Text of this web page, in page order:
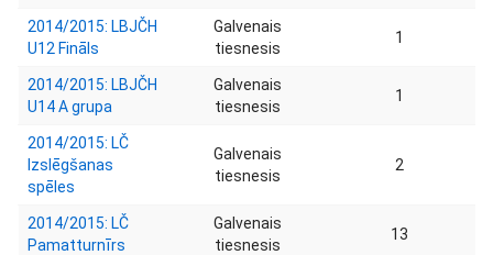
2014/2015: LBJČH
U12 Fināls
Galvenais
tiesnesis
1
2014/2015: LBJČH
U14 A grupa
Galvenais
tiesnesis
1
2014/2015: LČ
Izslēgšanas
spēles
Galvenais
tiesnesis
2
2014/2015: LČ
Pamatturnīrs
Galvenais
tiesnesis
13